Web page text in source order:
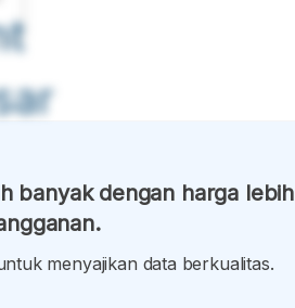
banyak dengan harga lebih
menyajikan data berkualitas.